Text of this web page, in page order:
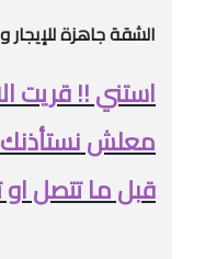
الشقة جاهزة
استني !! قريت
معلش نستأذنك
قبل ما تتصل